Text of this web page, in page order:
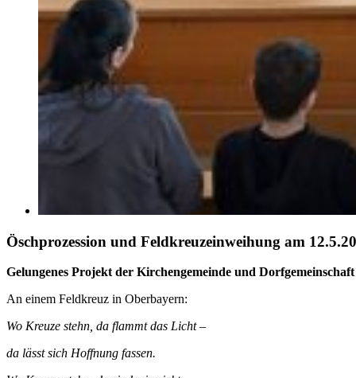
Öschprozession und Feldkreuzeinweihung am
Gelungenes Projekt der Kirchengemeinde und
An einem Feldkreuz in Oberbayern:
Wo Kreuze stehn, da flammt das Licht –
da lässt sich Hoffnung fassen.